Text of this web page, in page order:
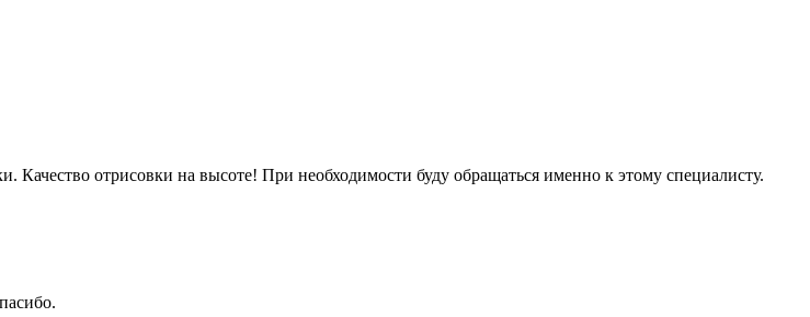
отрисовки на высоте! При необходимости буду обращаться именно к этому специалисту.